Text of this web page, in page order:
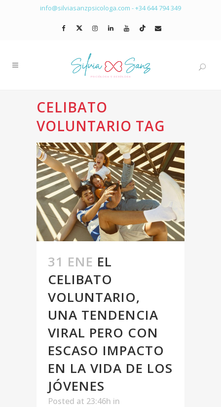
info@silviasanzpsicologa.com -+34 644 794 349
CELIBATO
VOLUNTARIO TAG
31 ENE EL
CELIBATO
VOLUNTARIO,
UNA TENDENCIA
VIRAL PERO CON
ESCASO IMPACTO
EN LA VIDA DE LOS
JÓVENES
Posted at 23:46h in